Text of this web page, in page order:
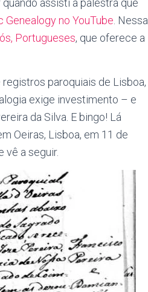
assisti à palestra que
Genealogy no YouTube . Nessa
Portugueses, que oferece a
paroquiais de Lisboa,
exige investimento – e
da Silva. E bingo! Lá
Oeiras, Lisboa, em 11 de
vê a seguir.